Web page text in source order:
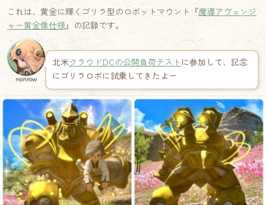
これは、黄金に輝くゴリラ型のロボットマウント『魔導アヴェンジ
ャー黄金像仕様』の記録です。
norirow
北米 クラウドDCの公開負荷テスト に参加して、記念
にゴリラロボに試乗してきたよー